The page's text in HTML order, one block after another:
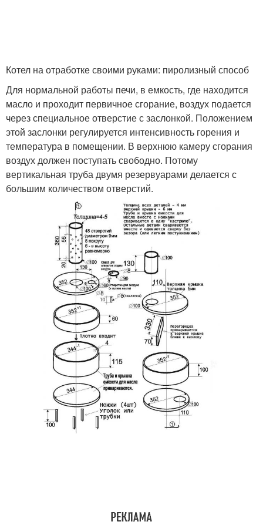
Котел на отработке своими руками: пиролизный способ
Для нормальной работы печи, в емкость, где находится
масло и проходит первичное сгорание, воздух подается
через специальное отверстие с заслонкой. Положением
этой заслонки регулируется интенсивность горения и
температура в помещении. В верхнюю камеру сгорания
воздух должен поступать свободно. Потому
вертикальная труба двумя резервуарами делается с
большим количеством отверстий.